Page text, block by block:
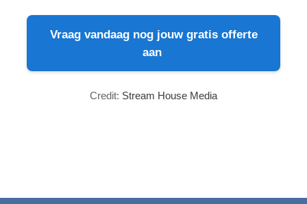
Vraag vandaag nog jouw gratis offerte
aan
Credit: Stream House Media